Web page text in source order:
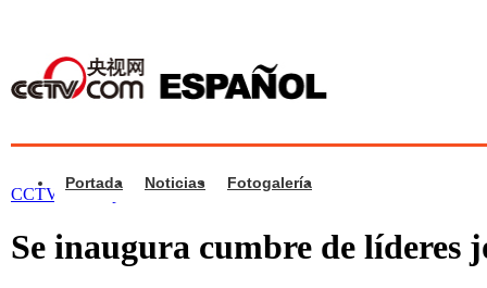
Portada Noticias Fotogalería
CCTV.com Español>Vídeos >China
Se inaugura cumbre de líderes